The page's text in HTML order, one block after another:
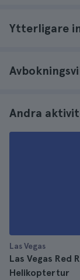
Ytterligare
Andra
Las Vegas
Las Vegas Red
Helikoptertur